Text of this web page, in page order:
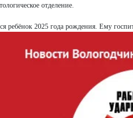
отделение.
ребёнок 2025 года рождения. Ему